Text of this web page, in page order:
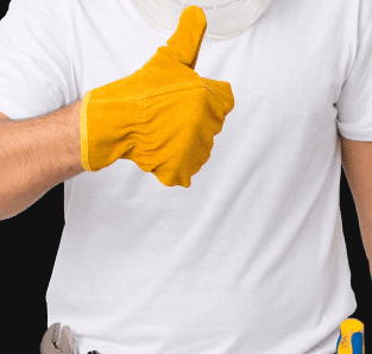
rehber. En ideal sıcaklık değerleri
Ayarı, Soğukluk Ayarı, Sıcaklık
İhtiyaç Duyarsınız?
soğukluk ayarı, gıdalarınızın
enerji tasarrufu sağlamak için kritik
ayar, ya gıdaların donmasına ya da
neden olur. Özellikle mevsim
kapasitesi değiştiğinde
gerekir.